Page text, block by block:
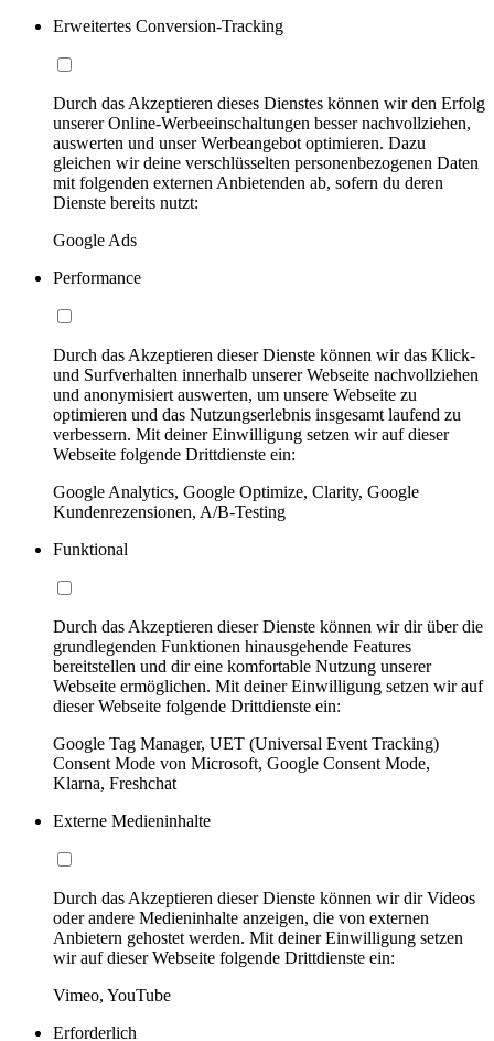
Erweitertes Conversion-Tracking
Durch das Akzeptieren dieses Dienstes können wir den Erfolg
unserer Online-Werbeeinschaltungen besser nachvollziehen,
auswerten und unser Werbeangebot optimieren. Dazu
gleichen wir deine verschlüsselten personenbezogenen Daten
mit folgenden externen Anbietenden ab, sofern du deren
Dienste bereits nutzt:
Google Ads
Performance
Durch das Akzeptieren dieser Dienste können wir das Klick-
und Surfverhalten innerhalb unserer Webseite nachvollziehen
und anonymisiert auswerten, um unsere Webseite zu
optimieren und das Nutzungserlebnis insgesamt laufend zu
verbessern. Mit deiner Einwilligung setzen wir auf dieser
Webseite folgende Drittdienste ein:
Google Analytics, Google Optimize, Clarity, Google
Kundenrezensionen, A/B-Testing
Funktional
Durch das Akzeptieren dieser Dienste können wir dir über die
grundlegenden Funktionen hinausgehende Features
bereitstellen und dir eine komfortable Nutzung unserer
Webseite ermöglichen. Mit deiner Einwilligung setzen wir auf
dieser Webseite folgende Drittdienste ein:
Google Tag Manager, UET (Universal Event Tracking)
Consent Mode von Microsoft, Google Consent Mode,
Klarna, Freshchat
Externe Medieninhalte
Durch das Akzeptieren dieser Dienste können wir dir Videos
oder andere Medieninhalte anzeigen, die von externen
Anbietern gehostet werden. Mit deiner Einwilligung setzen
wir auf dieser Webseite folgende Drittdienste ein:
Vimeo, YouTube
Erforderlich